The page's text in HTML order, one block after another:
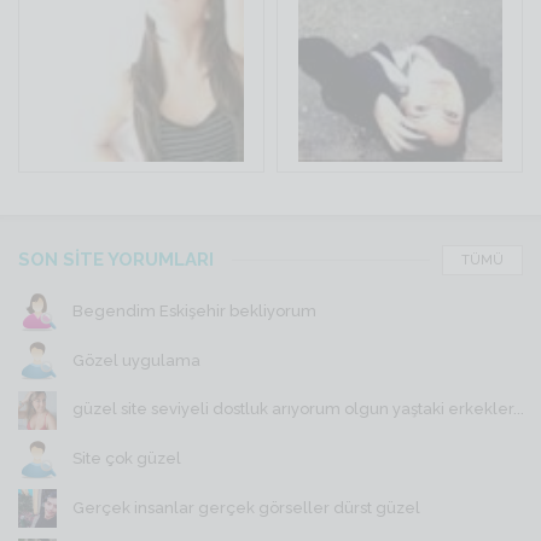
SON SİTE YORUMLARI TÜMÜ
Begendim Eskişehir bekliyorum
Gözel uygulama
güzel site seviyeli dostluk arıyorum olgun yaştaki erkekler...
Site çok güzel
Gerçek insanlar gerçek görseller dürst güzel